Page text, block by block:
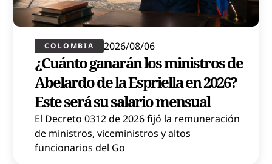
COLOMBIA 2026/08/06
¿Cuánto ganarán los ministros de
Abelardo de la Espriella en 2026?
Este será su salario mensual
El Decreto 0312 de 2026 fijó la remuneración
de ministros, viceministros y altos
funcionarios del Go